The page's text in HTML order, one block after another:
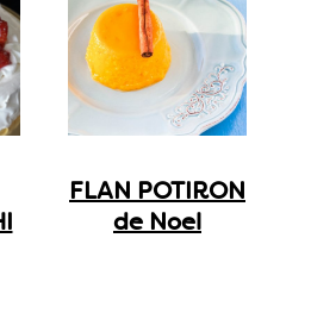
FLAN POTIRON
de Noel